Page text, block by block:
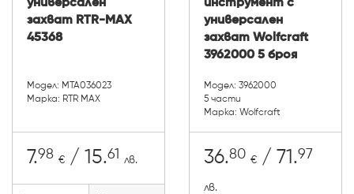
универсален
захват RTR-MAX
45368
Модел: MTA036023
Марка: RTR MAX
7.98 € / 15.61 лв.
инструмент с
универсален
захват Wolfcraft
3962000 5 броя
Модел: 3962000
5 части
Марка: Wolfcraft
36.80 € / 71.97
лв.